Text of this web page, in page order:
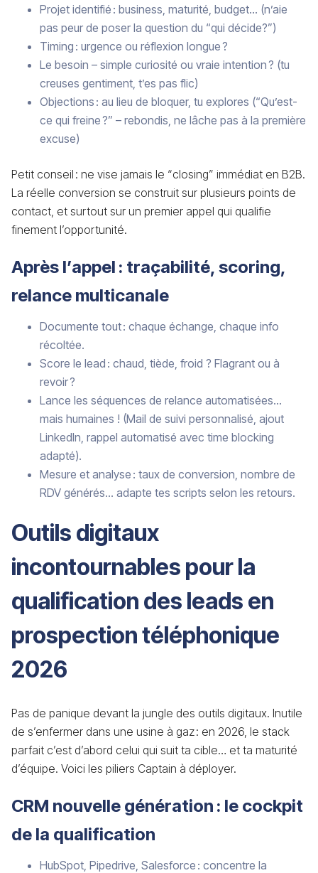
Projet identifié : business, maturité, budget… (n’aie
pas peur de poser la question du “qui décide?”)
Timing : urgence ou réflexion longue ?
Le besoin – simple curiosité ou vraie intention ? (tu
creuses gentiment, t’es pas flic)
Objections : au lieu de bloquer, tu explores (“Qu’est-
ce qui freine ?” – rebondis, ne lâche pas à la première
excuse)
Petit conseil : ne vise jamais le “closing” immédiat en B2B.
La réelle conversion se construit sur plusieurs points de
contact, et surtout sur un premier appel qui qualifie
finement l’opportunité.
Après l’appel : traçabilité, scoring,
relance multicanale
Documente tout : chaque échange, chaque info
récoltée.
Score le lead : chaud, tiède, froid ? Flagrant ou à
revoir ?
Lance les séquences de relance automatisées…
mais humaines ! (Mail de suivi personnalisé, ajout
LinkedIn, rappel automatisé avec time blocking
adapté).
Mesure et analyse : taux de conversion, nombre de
RDV générés… adapte tes scripts selon les retours.
Outils digitaux
incontournables pour la
qualification des leads en
prospection téléphonique
2026
Pas de panique devant la jungle des outils digitaux. Inutile
de s’enfermer dans une usine à gaz : en 2026, le stack
parfait c’est d’abord celui qui suit ta cible… et ta maturité
d’équipe. Voici les piliers Captain à déployer.
CRM nouvelle génération : le cockpit
de la qualification
HubSpot, Pipedrive, Salesforce : concentre la